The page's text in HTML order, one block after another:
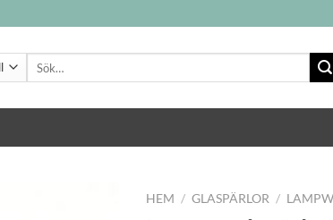
HEM / GLASPÄRLOR /